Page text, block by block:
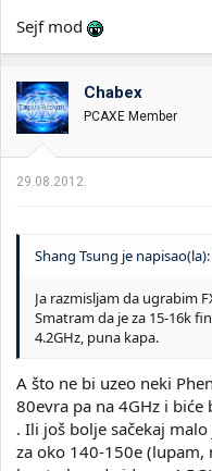
Sejf mod
Chabex
PCAXE Member
29.08.2012.
Shang Tsung je napisao(la):
Ja razmisljam da ugrabim
Smatram da je za 15-16k
4.2GHz, puna kapa.
A što ne bi uzeo neki
80evra pa na 4GHz i
. Ili još bolje sačekaj
za oko 140-150e (lupam,